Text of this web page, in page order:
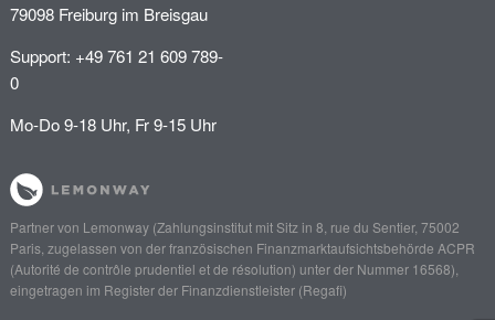
79098 Freiburg im Breisgau
Support: +49 761 21 609 789-
0
Mo-Do 9-18 Uhr, Fr 9-15 Uhr
Partner von Lemonway(Zahlungsinstitut mit Sitz in 8, rue du Sentier, 75002
Paris, zugelassen von der französischen Finanzmarktaufsichtsbehörde ACPR
(Autorité de contrôle prudentiel et de résolution) unter der Nummer 16568),
eingetragen im Register der Finanzdienstleister (Regafi)